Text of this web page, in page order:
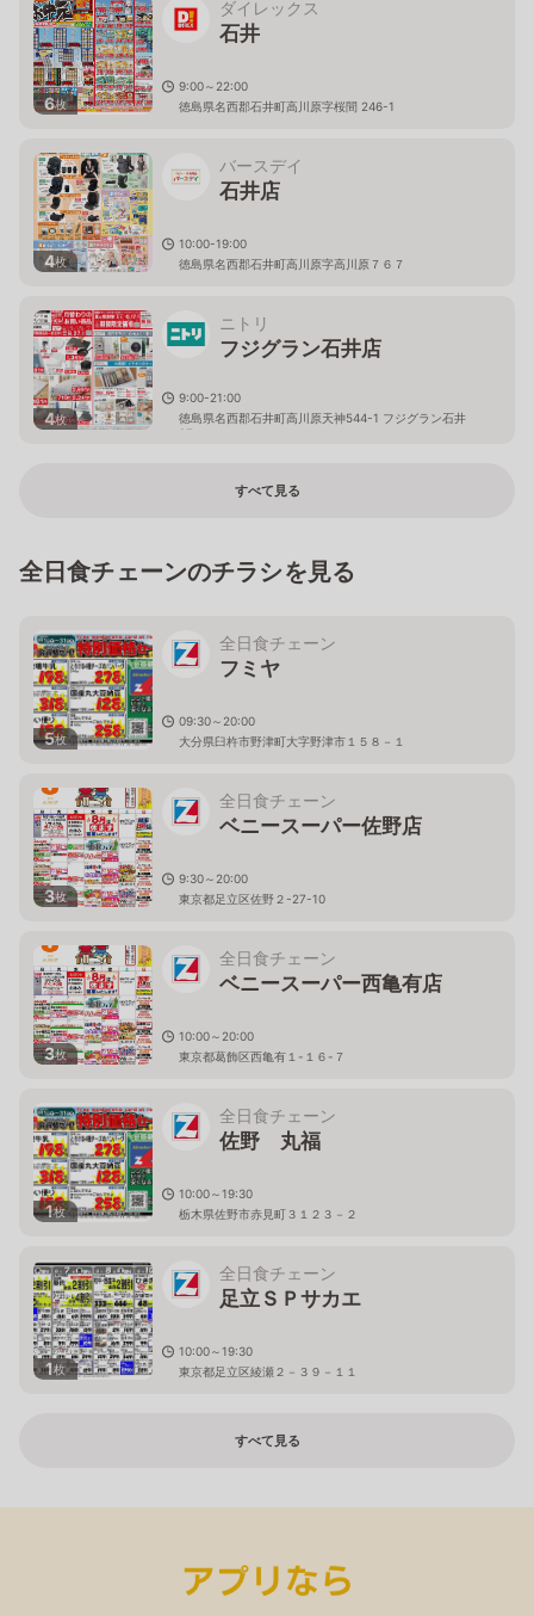
6枚
ダイレックス
石井
9:00～22:00
徳島県名西郡石井町高川原字桜間 246-1
4枚
バースデイ
石井店
10:00-19:00
徳島県名西郡石井町高川原字高川原７６７
4枚
ニトリ
フジグラン石井店
9:00-21:00
徳島県名西郡石井町高川原天神544-1 フジグラン石井
2F
すべて見る
全日食チェーンのチラシを見る
5枚
全日食チェーン
フミヤ
09:30～20:00
大分県臼杵市野津町大字野津市１５８－１
3枚
全日食チェーン
ベニースーパー佐野店
9:30～20:00
東京都足立区佐野２-27-10
3枚
全日食チェーン
ベニースーパー西亀有店
10:00～20:00
東京都葛飾区西亀有１-１６-７
1枚
全日食チェーン
佐野 丸福
10:00～19:30
栃木県佐野市赤見町３１２３－２
1枚
全日食チェーン
足立ＳＰサカエ
10:00～19:30
東京都足立区綾瀬２－３９－１１
すべて見る